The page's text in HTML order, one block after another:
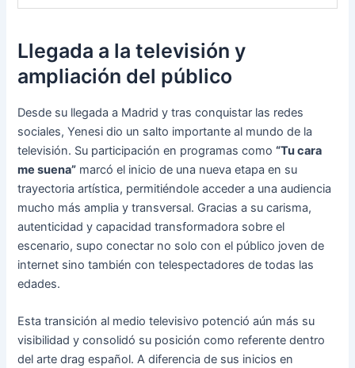
Llegada a la televisión y
ampliación del público
Desde su llegada a Madrid y tras conquistar las redes
sociales, Yenesi dio un salto importante al mundo de la
televisión. Su participación en programas como“Tu cara
me suena” marcó el inicio de una nueva etapa en su
trayectoria artística, permitiéndole acceder a una audiencia
mucho más amplia y transversal. Gracias a su carisma,
autenticidad y capacidad transformadora sobre el
escenario, supo conectar no solo con el público joven de
internet sino también con telespectadores de todas las
edades.
Esta transición al medio televisivo potenció aún más su
visibilidad y consolidó su posición como referente dentro
del arte drag español. A diferencia de sus inicios en